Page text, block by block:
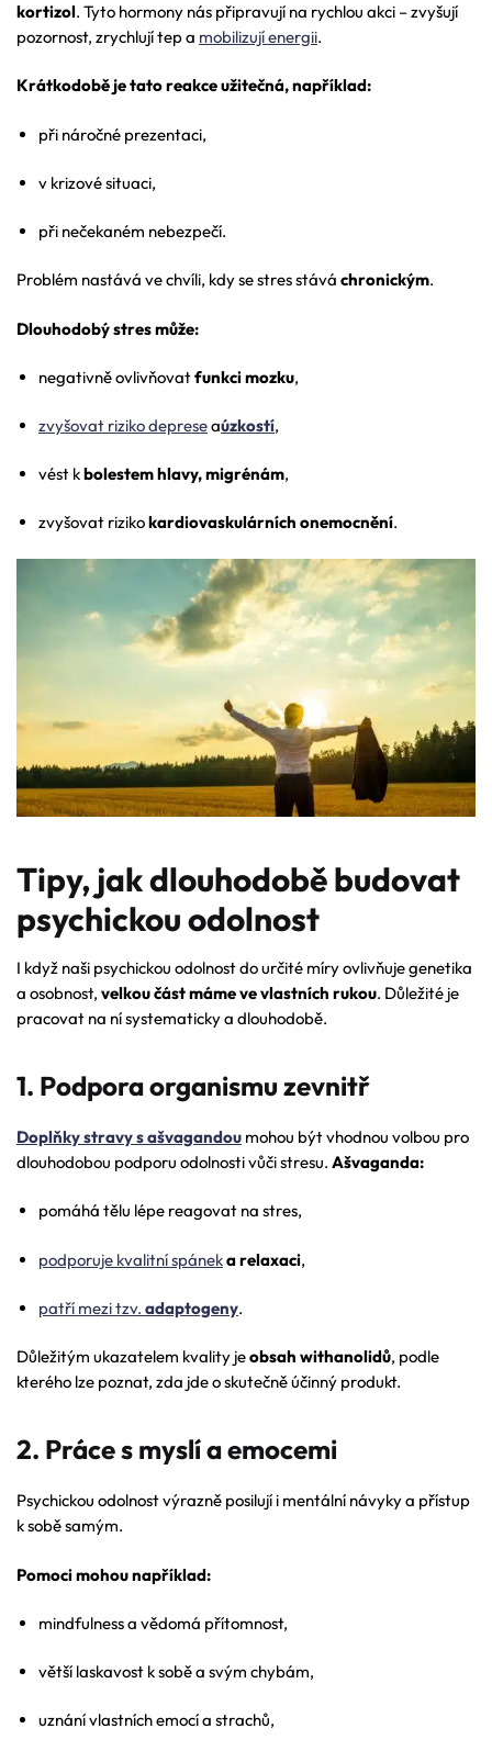
kortizol. Tyto hormony nás připravují na rychlou akci – zvyšují
pozornost, zrychlují tep a mobilizují energii.
Krátkodobě je tato reakce užitečná, například:
při náročné prezentaci,
v krizové situaci,
při nečekaném nebezpečí.
Problém nastává ve chvíli, kdy se stres stává chronickým.
Dlouhodobý stres může:
negativně ovlivňovatfunkci mozku,
zvyšovat riziko depreseaúzkostí,
vést kbolestem hlavy, migrénám,
zvyšovat rizikokardiovaskulárních onemocnění.
Tipy, jak dlouhodobě budovat
psychickou odolnost
I když naši psychickou odolnost do určité míry ovlivňuje genetika
a osobnost, velkou část máme ve vlastních rukou. Důležité je
pracovat na ní systematicky a dlouhodobě.
1. Podpora organismu zevnitř
Doplňky stravy s ašvagandou mohou být vhodnou volbou pro
dlouhodobou podporu odolnosti vůči stresu. Ašvaganda:
pomáhá tělu lépe reagovat na stres,
podporuje kvalitní spáneka relaxaci,
patří mezi tzv. adaptogeny.
Důležitým ukazatelem kvality jeobsah withanolidů, podle
kterého lze poznat, zda jde o skutečně účinný produkt.
2. Práce s myslí a emocemi
Psychickou odolnost výrazně posilují i mentální návyky a přístup
k sobě samým.
Pomoci mohou například:
mindfulness a vědomá přítomnost,
větší laskavost k sobě a svým chybám,
uznání vlastních emocí a strachů,